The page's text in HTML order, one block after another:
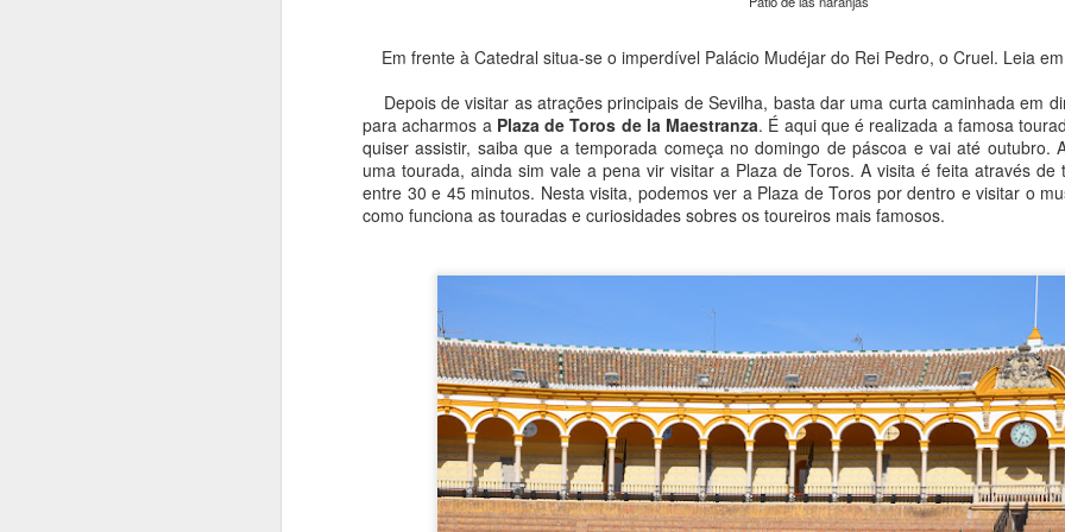
Em frente à Catedral situa-se o imperdível Palácio Mudéjar do Rei Pedro, o Cruel. Leia
Depois de visitar as atrações principais de Sevilha, basta dar uma curta caminhada em
para acharmos a Plaza de Toros de la Maestranza. É aqui que é realizada a famosa
quiser assistir, saiba que a temporada começa no domingo de páscoa e vai até outubro.
uma tourada, ainda sim vale a pena vir visitar a Plaza de Toros. A visita é feita através de
entre 30 e 45 minutos. Nesta visita, podemos ver a Plaza de Toros por dentro e visitar o
como funciona as touradas e curiosidades sobres os toureiros mais famosos.
JUL
22
O imponente Castelo de Malbork
O Castelo de Malbork é simplesmente o maior castelo do mundo
em termos de área, nada menos que 210.000 m². Patrimônio da
Humanidade pela Unesco, é uma atração imperdível situada na cidade
que leva seu nome, a meia hora de trem de Gdansk. É portanto ideal
não colaborou e a chuva deu as caras.
A primeira surpresa que encontramos foi a estação ferroviária de
Gdansk.
JUL
1
Rumo ao Museu da Segunda Guerra Mundial em
Gdansk
Algumas cidades possuem um museu que se destaca em relação ao
demais devido a seu acervo ou importância, tornando-se atração que
não se pode deixar de conhecer. Este é o caso de Gdansk, que conta
com o impressionante Museu da Segunda Guerra Mundial, onde são